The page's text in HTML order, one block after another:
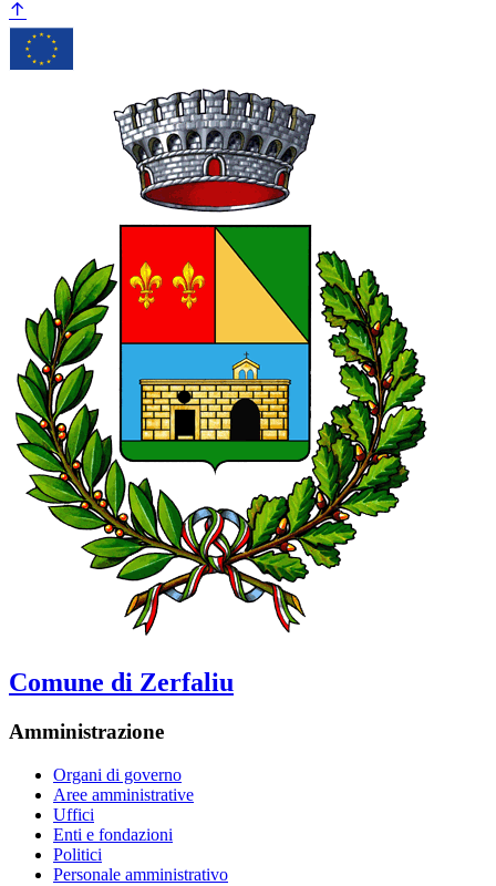
Comune di Zerfaliu
Amministrazione
Organi di governo
Aree amministrative
Uffici
Enti e fondazioni
Politici
Personale amministrativo